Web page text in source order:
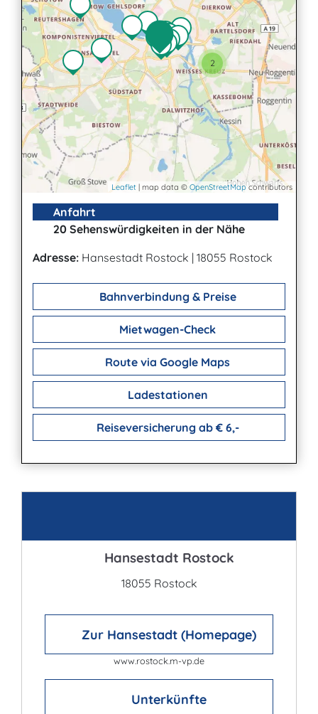
2
Leaflet | map data © OpenStreetMapcontributors
Anfahrt
20 Sehenswürdigkeiten in der Nähe
Adresse: Hansestadt Rostock | 18055 Rostock
Bahnverbindung & Preise
Mietwagen-Check
Route via Google Maps
Ladestationen
Reiseversicherung ab € 6,-
Hansestadt Rostock
18055 Rostock
Zur Hansestadt (Homepage)
www.rostock.m-vp.de
Unterkünfte